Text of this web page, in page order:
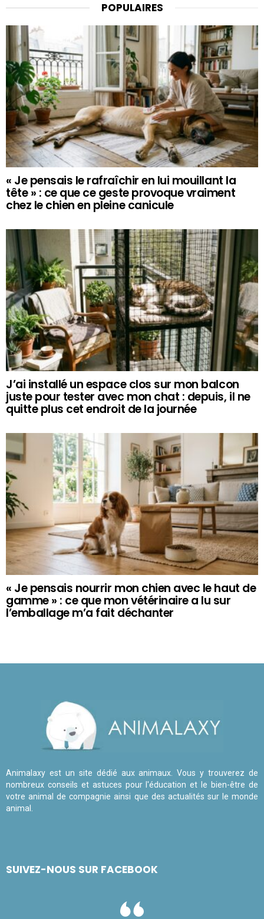
POPULAIRES
« Je pensais le rafraîchir en lui mouillant la
tête » : ce que ce geste provoque vraiment
chez le chien en pleine canicule
J’ai installé un espace clos sur mon balcon
juste pour tester avec mon chat : depuis, il ne
quitte plus cet endroit de la journée
« Je pensais nourrir mon chien avec le haut de
gamme » : ce que mon vétérinaire a lu sur
l’emballage m’a fait déchanter
Animalaxy est un site dédié aux animaux. Vous y trouverez de
nombreux conseils et astuces pour l'éducation et le bien-être de
votre animal de compagnie ainsi que des actualités sur le monde
animal.
SUIVEZ-NOUS SUR FACEBOOK